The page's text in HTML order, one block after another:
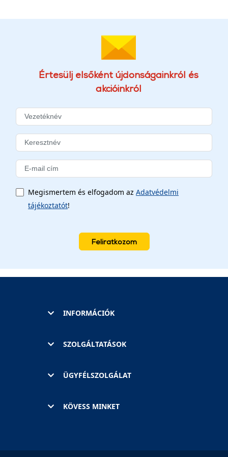
Értesülj elsőként újdonságainkról és
akcióinkról
Megismertem és elfogadom az Adatvédelmi
tájékoztatót!
Feliratkozom
INFORMÁCIÓK
SZOLGÁLTATÁSOK
ÜGYFÉLSZOLGÁLAT
KÖVESS MINKET